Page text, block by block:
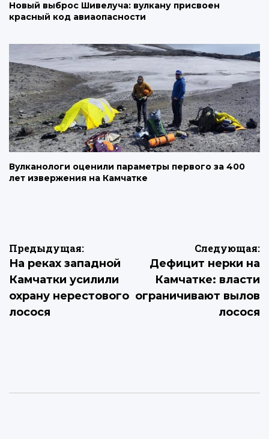
Новый выброс Шивелуча: вулкану присвоен
красный код авиаопасности
Вулканологи оценили параметры первого за 400
лет извержения на Камчатке
Навигация
по
записям
Предыдущая:
На реках западной
Камчатки усилили
охрану нерестового
лосося
Следующая:
Дефицит нерки на
Камчатке: власти
ограничивают вылов
лосося